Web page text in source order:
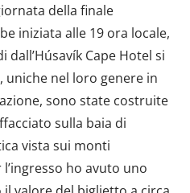
della finale
iniziata alle 19 ora locale,
dall’Húsavík Cape Hotel si
, uniche nel loro genere in
sono state costruite
sulla baia di
vista sui monti
ho avuto uno